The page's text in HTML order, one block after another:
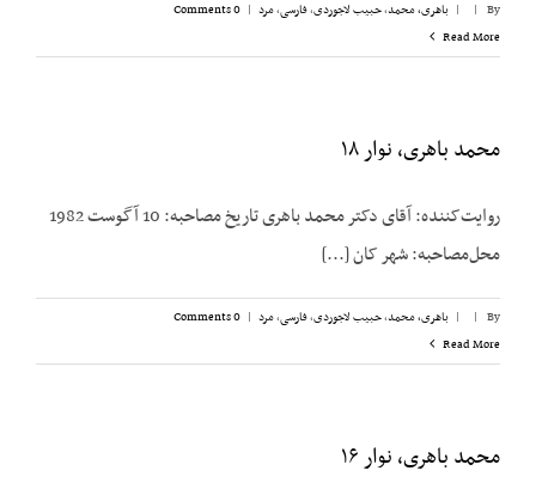
By
|
| باهری، محمد,حبیب لاجوردی,فارسی,مرد |
0 Comments
Read More
محمد باهری، نوار ۱۸
روایت‌کننده: آقای دکتر محمد باهری تاریخ مصاحبه: 10 آگوست 1982
محل‌مصاحبه: شهر کان [...]
By
|
| باهری، محمد,حبیب لاجوردی,فارسی,مرد |
0 Comments
Read More
محمد باهری، نوار ۱۶